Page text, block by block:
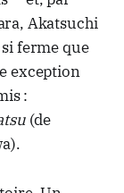
Akatsuchi
ferme que
exception
:
(de